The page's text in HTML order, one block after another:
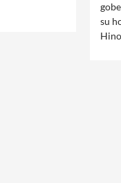
su
Manifestaciones